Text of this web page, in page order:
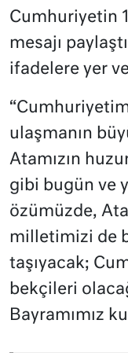
Cumhuriyetin
mesajı
ifadelere yer
ulaşmanın
Atamızın
gibi bugün ve
özümüzde,
milletimizi de
taşıyacak;
bekçileri
Bayramımız